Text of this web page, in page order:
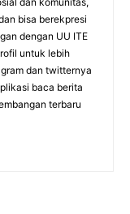
bisa berekpresi
dengan UU ITE
untuk lebih
dan twitternya
baca berita
terbaru